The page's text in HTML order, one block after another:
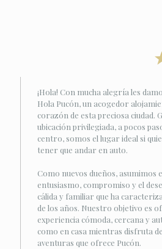
¡Hola! Con mucha alegría les
Hola Pucón, un acogedor
corazón de esta preciosa ciudad.
ubicación privilegiada, a pocos
centro, somos el lugar ideal si
tener que andar en auto.
Como nuevos dueños, asumimos
entusiasmo, compromiso y el
cálida y familiar que ha
de los años. Nuestro objetivo es
experiencia cómoda, cercana y
como en casa mientras disfruta
aventuras que ofrece Pucón.